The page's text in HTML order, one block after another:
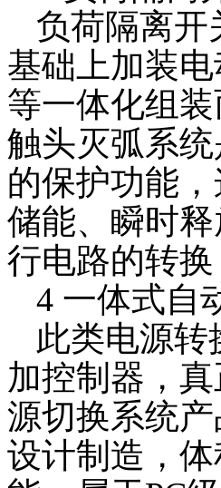
了解更多
负荷隔离开
基础上加装
等一体化组
触头灭弧系
的保护功能
储能、瞬时
行电路的转
4 一体式自
此类电源
加控制器，
源切换系统
设计制造，